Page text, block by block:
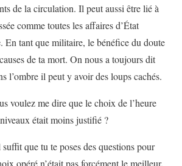
de la circulation. Il peut aussi être lié à
comme toutes les affaires d’État
En tant que militaire, le bénéfice du doute
de ta mort. On nous a toujours dit
l’ombre il peut y avoir des loups cachés.
voulez me dire que le choix de l’heure
était moins justifié ?
que tu te poses des questions pour
opéré n’était pas forcément le meilleur.